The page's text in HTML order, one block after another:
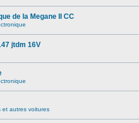
de la Megane II CC
jtdm 16V
et autres voitures